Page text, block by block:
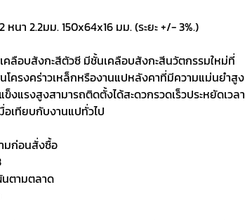
หนา 2.2มม. 150x64x16 มม. (ระยะ +/- 3%.)
คลือบสังกะสีตัวซี มีชั้นเคลือบสังกะสีนวัตกรรมใหม่ที่
โครงคร่าวเหล็กหรืองานแปหลังคาที่มีความแม่นยำสูง
งแรงสูงสามารถติดตั้งได้สะดวกรวดเร็วประหยัดเวลา
เทียบกับงานแปทั่วไป
มก่อนสั่งซื้อ
นตามตลาด